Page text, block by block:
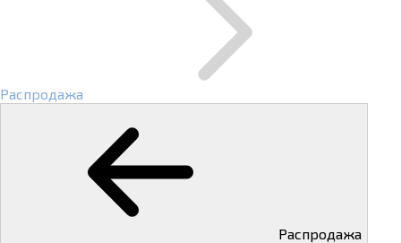
Распродажа
Распродажа